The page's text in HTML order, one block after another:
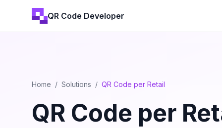
QR Code Developer
Home / Solutions / QR Code per Retail
QR Code per